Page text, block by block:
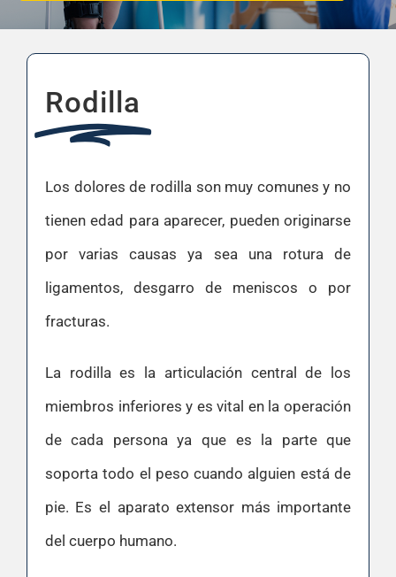
Rodilla
Los dolores de rodilla son muy comunes y no
tienen edad para aparecer, pueden originarse
por varias causas ya sea una rotura de
ligamentos, desgarro de meniscos o por
fracturas.
La rodilla es la articulación central de los
miembros inferiores y es vital en la operación
de cada persona ya que es la parte que
soporta todo el peso cuando alguien está de
pie. Es el aparato extensor más importante
del cuerpo humano.